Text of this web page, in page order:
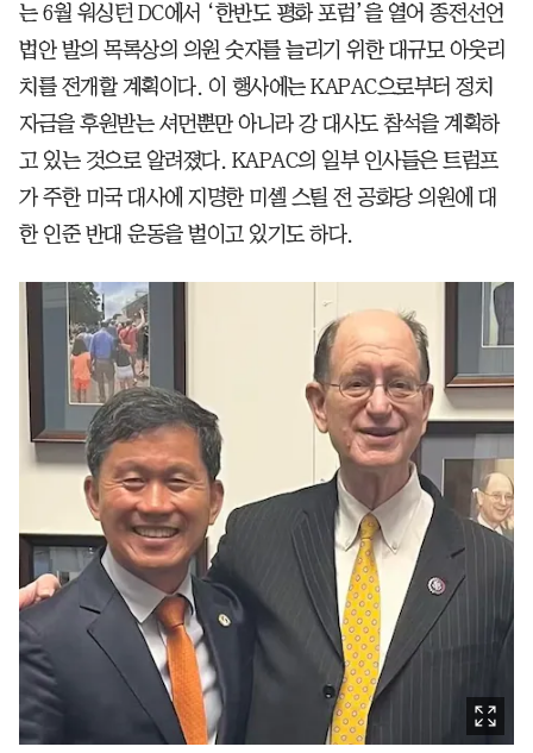
는 6월 워싱턴 DC에서 ‘한반도 평화 포럼’을 열어 종전선언
법안 발의 목록상의 의원 숫자를 늘리기 위한 대규모 아웃리
치를 전개할 계획이다. 이 행사에는 KAPAC으로부터 정치
자금을 후원받는 셔먼뿐만 아니라 강 대사도 참석을 계획하
고 있는 것으로 알려졌다. KAPAC의 일부 인사들은 트럼프
가 주한 미국 대사에 지명한 미셸 스틸 전 공화당 의원에 대
한 인준 반대 운동을 벌이고 있기도 하다.